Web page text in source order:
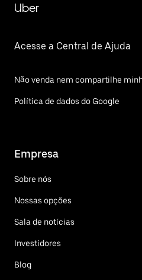
Uber
Acesse a Central de Ajuda
Não venda nem compartilhe
Política de dados do Google
Empresa
Sobre nós
Nossas opções
Sala de notícias
Investidores
Blog